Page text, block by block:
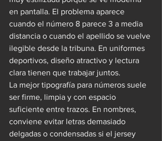
en pantalla. El problema aparece
cuando el número 8 parece 3 a media
distancia o cuando el apellido se vuelve
ilegible desde la tribuna. En uniformes
deportivos, diseño atractivo y lectura
clara tienen que trabajar juntos.
La mejor tipografía para números suele
ser firme, limpia y con espacio
suficiente entre trazos. En nombres,
conviene evitar letras demasiado
delgadas o condensadas si el jersey